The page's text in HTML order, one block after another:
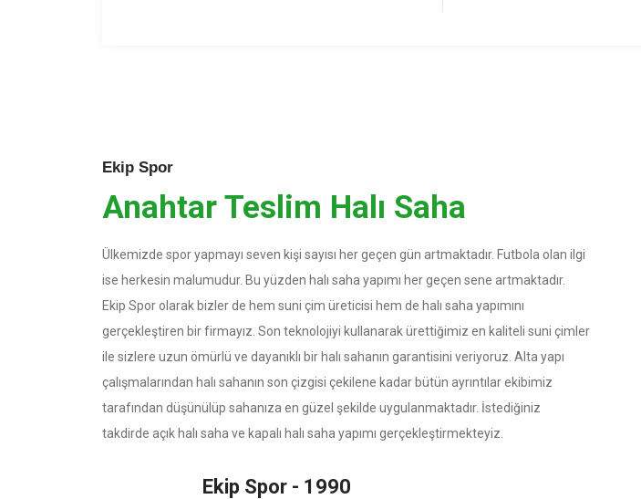
Ekip Spor
Anahtar Teslim Halı Saha
Ülkemizde spor yapmayı seven kişi sayısı her geçen gün artmaktadır. Futbola olan ilgi
ise herkesin malumudur. Bu yüzden halı saha yapımı her geçen sene artmaktadır.
Ekip Spor olarak bizler de hem suni çim üreticisi hem de halı saha yapımını
gerçekleştiren bir firmayız. Son teknolojiyi kullanarak ürettiğimiz en kaliteli suni çimler
ile sizlere uzun ömürlü ve dayanıklı bir halı sahanın garantisini veriyoruz. Alta yapı
çalışmalarından halı sahanın son çizgisi çekilene kadar bütün ayrıntılar ekibimiz
tarafından düşünülüp sahanıza en güzel şekilde uygulanmaktadır. İstediğiniz
takdirde açık halı saha ve kapalı halı saha yapımı gerçekleştirmekteyiz.
Ekip Spor - 1990